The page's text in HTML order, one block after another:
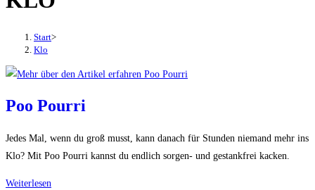
das
aus-
einzuklappen
Start>
Klo
Poo Pourri
Jedes Mal, wenn du groß musst, kann danach für Stunden niemand mehr ins
Klo? Mit Poo Pourri kannst du endlich sorgen- und gestankfrei kacken.
Weiterlesen